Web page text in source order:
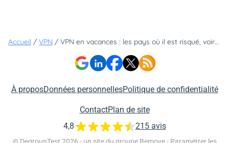
Accueil / VPN / VPN en vacances : les pays où il est risqué, voire interdit de s'en servir
À proposDonnées personnellesPolitique de confidentialité
ContactPlan de site
4,8 215 avis